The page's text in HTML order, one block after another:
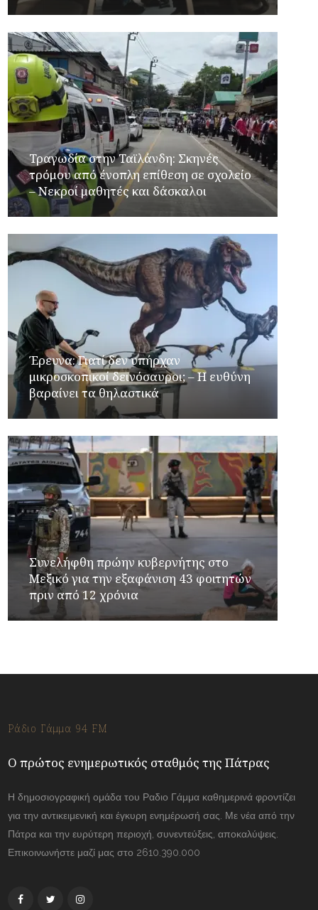
Τραγωδία στην Ταϊλάνδη: Σκηνές
τρόμου από ένοπλη επίθεση σε σχολείο
– Νεκροί μαθητές και δάσκαλοι
Έρευνα: Γιατί δεν υπήρχαν
μικροσκοπικοί δεινόσαυροι; – Η ευθύνη
βαραίνει τα θηλαστικά
Συνελήφθη πρώην κυβερνήτης στο
Μεξικό για την εξαφάνιση 43 φοιτητών
πριν από 12 χρόνια
Ράδιο Γάμμα 94 FM
Ο πρώτος ενημερωτικός σταθμός της Πάτρας
Η δημοσιογραφική ομάδα του Ραδιο Γάμμα καθημερινά φροντίζει
για την αντικειμενική και έγκυρη ενημέρωσή σας. Με νέα από την
Πάτρα και την ευρύτερη περιοχή, συνεντεύξεις, αποκαλύψεις.
Επικοινωνήστε μαζί μας στο 2610.390.000